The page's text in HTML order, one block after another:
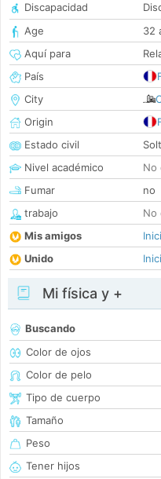
Discapacidad
Age
32
Aquí para
País
City
Origin
Estado civil
Nivel académico
No
Fumar
no
trabajo
No
Mis amigos
Unido
Mi física y +
Buscando
Color de ojos
Color de pelo
Tipo de cuerpo
Tamaño
Peso
Tener hijos